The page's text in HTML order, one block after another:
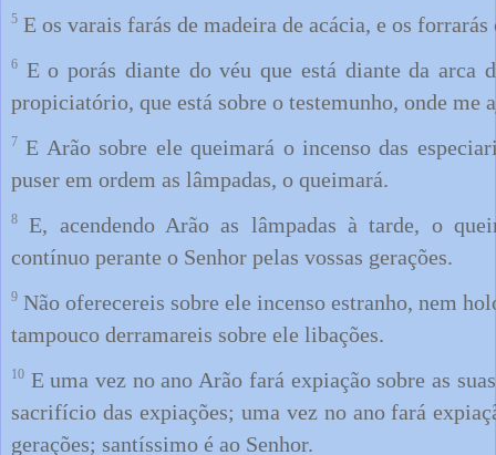
5 E os varais farás de madeira de acácia, e os
6 E o porás diante do véu que está diante da arca
propiciatório, que está sobre o testemunho, onde me
7 E Arão sobre ele queimará o incenso das
puser em ordem as lâmpadas, o queimará.
8
E, acendendo Arão as lâmpadas à tarde, o
contínuo perante o Senhor pelas vossas gerações.
9 Não oferecereis sobre ele incenso estranho, nem
tampouco derramareis sobre ele libações.
10 E uma vez no ano Arão fará expiação sobre as
sacrifício das expiações; uma vez no ano fará
gerações; santíssimo é ao Senhor.